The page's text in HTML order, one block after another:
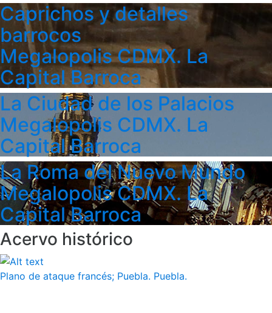
Caprichos y detalles
barrocos
Megalopolis CDMX. La
Capital Barroca
La Ciudad de los Palacios
Megalopolis CDMX. La
Capital Barroca
La Roma del Nuevo Mundo
Megalopolis CDMX. La
Capital Barroca
Acervo histórico
Plano de ataque francés; Puebla. Puebla.